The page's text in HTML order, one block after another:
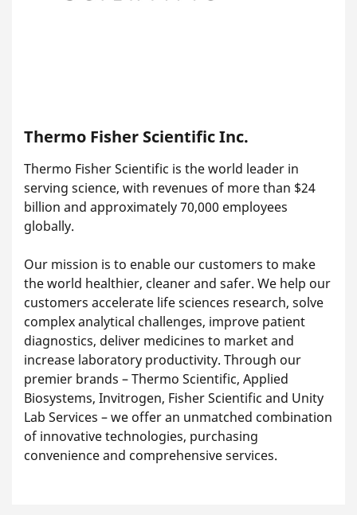
Thermo Fisher Scientific Inc.
Thermo Fisher Scientific is the world leader in
serving science, with revenues of more than $24
billion and approximately 70,000 employees
globally.
Our mission is to enable our customers to make
the world healthier, cleaner and safer. We help our
customers accelerate life sciences research, solve
complex analytical challenges, improve patient
diagnostics, deliver medicines to market and
increase laboratory productivity. Through our
premier brands – Thermo Scientific, Applied
Biosystems, Invitrogen, Fisher Scientific and Unity
Lab Services – we offer an unmatched combination
of innovative technologies, purchasing
convenience and comprehensive services.